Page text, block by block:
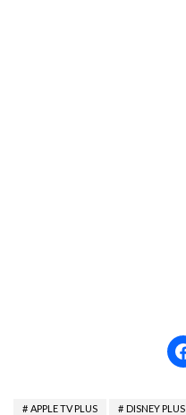
APPLE TV PLUS DISNEY PLUS